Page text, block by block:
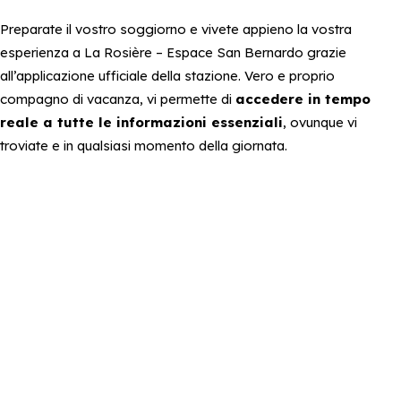
Preparate il vostro soggiorno e vivete appieno la vostra
esperienza a La Rosière – Espace San Bernardo grazie
all’applicazione ufficiale della stazione. Vero e proprio
compagno di vacanza, vi permette di accedere in tempo
reale a tutte le informazioni essenziali, ovunque vi
troviate e in qualsiasi momento della giornata.